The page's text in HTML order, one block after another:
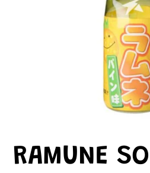
RAMUNE